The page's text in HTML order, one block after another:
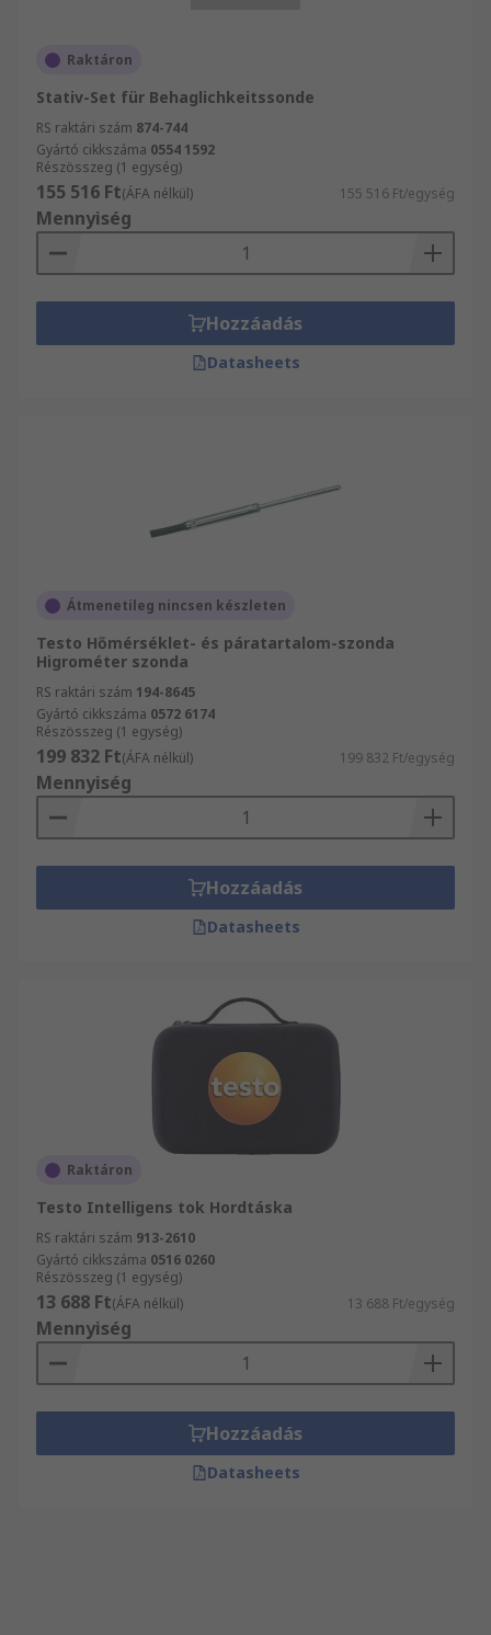
Raktáron
Stativ-Set für Behaglichkeitssonde
RS raktári szám 874-744
Gyártó cikkszáma 0554 1592
Részösszeg (1 egység)
155 516 Ft(ÁFA nélkül) 155 516 Ft/egység
Mennyiség
Hozzáadás
Datasheets
Átmenetileg nincsen készleten
Testo Hőmérséklet- és páratartalom-szonda
Higrométer szonda
RS raktári szám 194-8645
Gyártó cikkszáma 0572 6174
Részösszeg (1 egység)
199 832 Ft(ÁFA nélkül) 199 832 Ft/egység
Mennyiség
Hozzáadás
Datasheets
Raktáron
Testo Intelligens tok Hordtáska
RS raktári szám 913-2610
Gyártó cikkszáma 0516 0260
Részösszeg (1 egység)
13 688 Ft(ÁFA nélkül) 13 688 Ft/egység
Mennyiség
Hozzáadás
Datasheets